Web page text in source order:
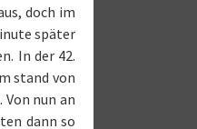
doch im
später
In der 42.
stand von
nun an
dann so